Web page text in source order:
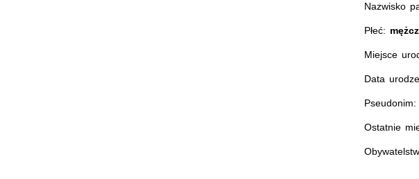
Nazwisko
Płeć:
Miejsce
Data
Pseudonim:
Ostatnie